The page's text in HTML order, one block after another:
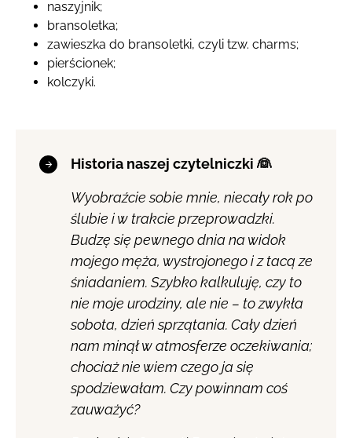
naszyjnik;
bransoletka;
zawieszka do bransoletki, czyli tzw. charms;
pierścionek;
kolczyki.
Historia naszej czytelniczki 👰
Wyobraźcie sobie mnie, niecały rok po
ślubie i w trakcie przeprowadzki.
Budzę się pewnego dnia na widok
mojego męża, wystrojonego i z tacą ze
śniadaniem. Szybko kalkuluję, czy to
nie moje urodziny, ale nie – to zwykła
sobota, dzień sprzątania. Cały dzień
nam minął w atmosferze oczekiwania;
chociaż nie wiem czego ja się
spodziewałam. Czy powinnam coś
zauważyć?